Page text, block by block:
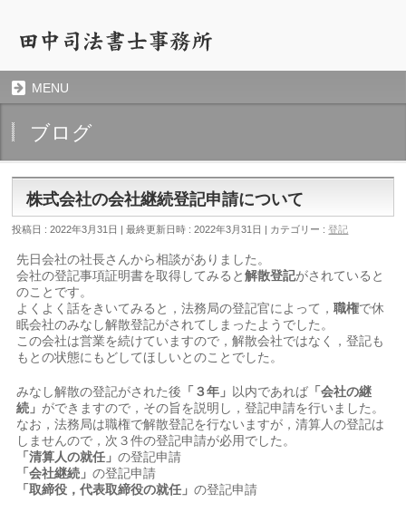
MENU
ブログ
株式会社の会社継続登記申請について
投稿日 : 2022年3月31日 最終更新日時 : 2022年3月31日 カテゴリー :登記
先日会社の社長さんから相談がありました。
会社の登記事項証明書を取得してみると解散登記がされていると
のことです。
よくよく話をきいてみると，法務局の登記官によって，職権で休
眠会社のみなし解散登記がされてしまったようでした。
この会社は営業を続けていますので，解散会社ではなく，登記も
もとの状態にもどしてほしいとのことでした。
みなし解散の登記がされた後 「３年」 以内であれば 「会社の継
続」 ができますので，その旨を説明し，登記申請を行いました。
なお，法務局は職権で解散登記を行ないますが，清算人の登記は
しませんので，次３件の登記申請が必用でした。
「清算人の就任」の登記申請
「会社継続」の登記申請
「取締役，代表取締役の就任」の登記申請